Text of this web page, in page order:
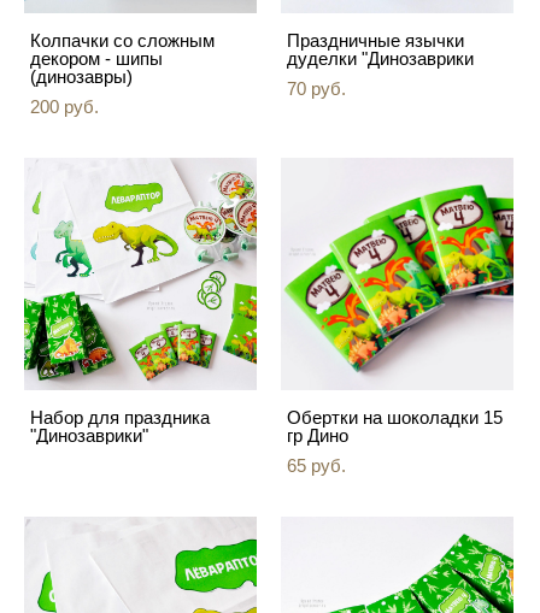
Колпачки со сложным
декором - шипы
(динозавры)
200 pуб.
Праздничные язычки
дуделки "Динозаврики
70 pуб.
Набор для праздника
"Динозаврики"
Обертки на шоколадки 15
гр Дино
65 pуб.